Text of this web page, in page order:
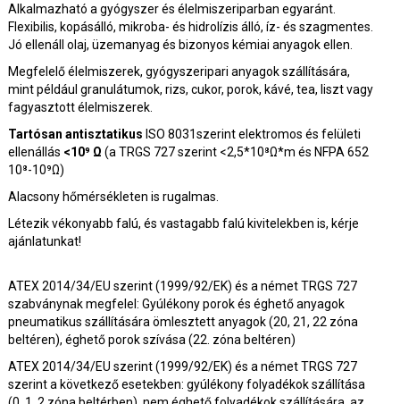
Alkalmazható a gyógyszer és élelmiszeriparban egyaránt.
Flexibilis, kopásálló, mikroba- és hidrolízis álló, íz- és szagmentes.
Jó ellenáll olaj, üzemanyag és bizonyos kémiai anyagok ellen.
Megfelelő élelmiszerek, gyógyszeripari anyagok szállítására,
mint például granulátumok, rizs, cukor, porok, kávé, tea, liszt vagy
fagyasztott élelmiszerek.
Tartósan antisztatikus ISO 8031szerint elektromos és felületi
ellenállás <10⁹ Ω (a TRGS 727 szerint <2,5*10⁸Ω*m és NFPA 652
10⁸-10⁹Ω)
Alacsony hőmérsékleten is rugalmas.
Létezik vékonyabb falú, és vastagabb falú kivitelekben is, kérje
ajánlatunkat!
ATEX 2014/34/EU szerint (1999/92/EK) és a német TRGS 727
szabványnak megfelel: Gyúlékony porok és éghető anyagok
pneumatikus szállítására ömlesztett anyagok (20, 21, 22 zóna
beltéren), éghető porok szívása (22. zóna beltéren)
ATEX 2014/34/EU szerint (1999/92/EK) és a német TRGS 727
szerint a következő esetekben: gyúlékony folyadékok szállítása